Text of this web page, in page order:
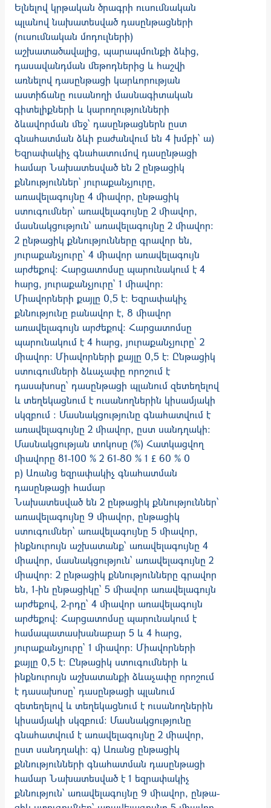
Ելնելով կրթական ծրագրի ուսումնական
պլանով նախատեսված դասընթացների
(ուսումնական մոդուլների)
աշխատածավալից, պարապմունքի ձևից,
դասավան­դման մեթոդներից և հաշվի
առնելով դասընթացի կարևորության
աստիճանը ուսանողի մասնագիտական
գիտելիքների և կարողությունների
ձևավորման մեջ՝ դասընթացներն ըստ
գնահատման ձևի բաժանվում են 4 խմբի՝ ա)
Եզրափակիչ գնահատումով դասընթացի
համար Նախատեսված են 2 ընթացիկ
քննություններ՝ յուրաքանչյուրը,
առավելագույնը 4 միավոր, ընթացիկ
ստուգումներ՝ առավելագույնը 2 միավոր,
մասնակցություն՝ առա­վելագույնը 2 միավոր։
2 ընթացիկ քննությունները գրավոր են,
յուրաքանչյուրը՝ 4 միավոր առավելա­գույն
արժեքով: Հարցատոմսը պարունակում է 4
հարց, յուրաքանչյուրը` 1 միավոր:
Միավորների քայլը 0,5 է: Եզրափակիչ
քննությունը բանավոր է, 8 միավոր
առավելագույն արժեքով: Հարցատոմսը
պարունակում է 4 հարց, յուրաքանչյուրը` 2
միավոր: Միավորների քայլը 0,5 է: Ընթացիկ
ստուգումների ձևաչափը որոշում է
դասախոսը՝ դասընթացի պլանում զետեղելով
և տեղեկացնում է ուսանողներին կիսամյակի
սկզբում ։ Մասնակցությունը գնահատվում է
առավելագույնը 2 միավոր, ըստ սանդղակի։
Մասնակցության տոկոսը (%) Հատկացվող
միավորը 81-100 % 2 61-80 % 1 £ 60 % 0
բ) Առանց եզրափակիչ գնահատման
դասընթացի համար
Նախատեսված են 2 ընթացիկ քննություններ՝
առավելագույնը 9 միավոր, ընթացիկ
ստուգումներ՝ առավելագույնը 5 միավոր,
ինքնուրույն աշխատանք՝ առավելագույնը 4
միավոր, մասնակցություն՝ առավելագույնը 2
միավոր։ 2 ընթացիկ քննությունները գրավոր
են, 1-ին ընթացիկը՝ 5 միավոր առավելա­գույն
արժեքով, 2-րդը՝ 4 միավոր առավելագույն
արժեքով: Հարցատոմսը պարունա­կում է
համապատասխանաբար 5 և 4 հարց,
յուրաքանչյուրը` 1 միավոր: Միավոր­ների
քայլը 0,5 է: Ընթացիկ ստուգումների և
ինքնուրույն աշխատանքի ձևաչափը որոշում
է դասախոսը՝ դասընթացի պլանում
զետեղելով և տեղեկացնում է ուսանողներին
կիսամ­յակի սկզբում։ Մասնակցությունը
գնահատվում է առավելագույնը 2 միավոր,
ըստ սանդղակի։ գ) Առանց ընթացիկ
քննությունների գնահատման դասընթացի
համար Նախատեսված է 1 եզրափակիչ
քննություն՝ առավելագույնը 9 միավոր, ընթա­